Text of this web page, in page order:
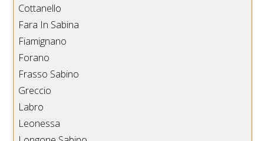
Cottanello
Fara In Sabina
Fiamignano
Forano
Frasso Sabino
Greccio
Labro
Leonessa